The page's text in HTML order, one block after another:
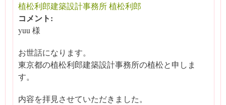
植松利郎建築設計事務所 植松利郎
コメント:
yuu 様
お世話になります。
東京都の植松利郎建築設計事務所の植松と申しま
す。
内容を拝見させていただきました。